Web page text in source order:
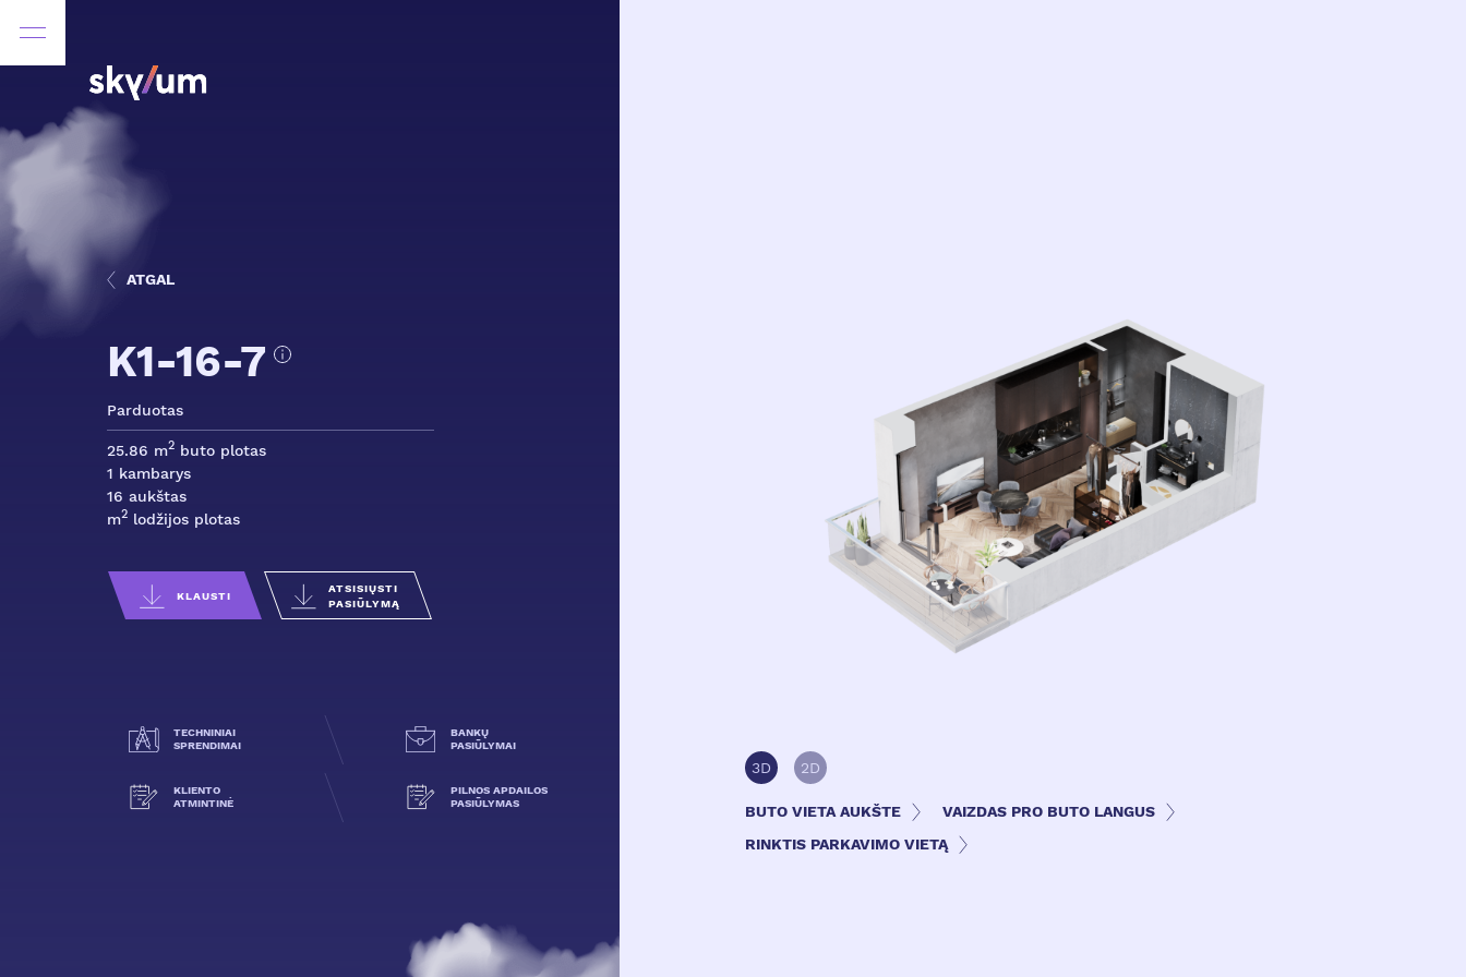
ATGAL
K1-16-7
Parduotas
25.86 m2 buto plotas
1 kambarys
16 aukštas
m2 lodžijos plotas
KLAUSTI
ATSISIŲSTI
PASIŪLYMĄ
TECHNINIAI
SPRENDIMAI
BANKŲ
PASIŪLYMAI
KLIENTO
ATMINTINĖ
PILNOS APDAILOS
PASIŪLYMAS
3D 2D
BUTO VIETA AUKŠTE
VAIZDAS PRO BUTO LANGUS
RINKTIS PARKAVIMO VIETĄ